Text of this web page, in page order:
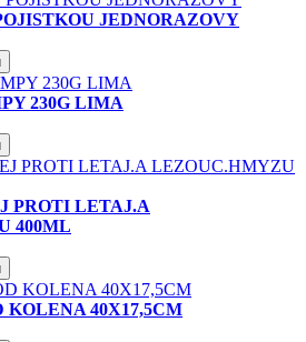
JEDNORAZOVY
230G LIMA
PROTI LETAJ.A
400ML
KOLENA 40X17,5CM